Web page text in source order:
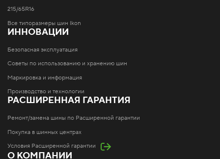
215/65R16
Все типоразмеры шин Ikon
ИННОВАЦИИ
Безопасная эксплуатация
Советы по использованию и хранению шин
Маркировка и информация
Производство и технологии
РАСШИРЕННАЯ ГАРАНТИЯ
Ремонт/замена шины по Расширенной гарантии
Покупка в шинных центрах
Условия Расширенной гарантии
О КОМПАНИИ